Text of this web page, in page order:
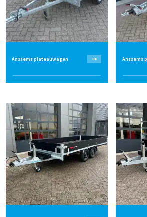
info@smits-
Anssems plateauwagen Anssems